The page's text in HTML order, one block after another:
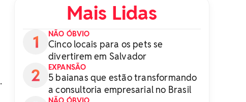
Mais Lidas
NÃO ÓBVIO
Cinco locais para os pets se
divertirem em Salvador
EXPANSÃO
5 baianas que estão transformando
a consultoria empresarial no Brasil